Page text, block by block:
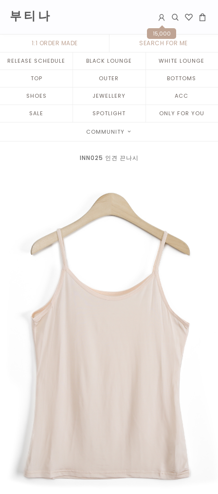
부 티 나
15,000
1:1 ORDER MADE SEARCH FOR ME
RELEASE SCHEDULE BLACK LOUNGE WHITE LOUNGE
TOP OUTER BOTTOMS
SHOES JEWELLERY ACC
SALE SPOTLIGHT ONLY FOR YOU
COMMUNITY
INN025 인견 끈나시